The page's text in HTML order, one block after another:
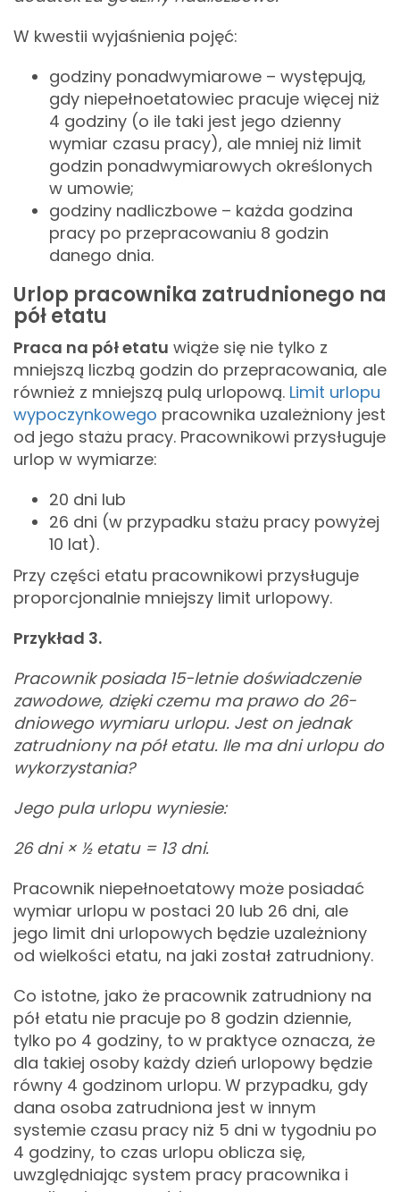
W kwestii wyjaśnienia pojęć:
godziny ponadwymiarowe – występują,
gdy niepełnoetatowiec pracuje więcej niż
4 godziny (o ile taki jest jego dzienny
wymiar czasu pracy), ale mniej niż limit
godzin ponadwymiarowych określonych
w umowie;
godziny nadliczbowe – każda godzina
pracy po przepracowaniu 8 godzin
danego dnia.
Urlop pracownika zatrudnionego na
pół etatu
Praca na pół etatu wiąże się nie tylko z
mniejszą liczbą godzin do przepracowania, ale
również z mniejszą pulą urlopową. Limit urlopu
wypoczynkowego pracownika uzależniony jest
od jego stażu pracy. Pracownikowi przysługuje
urlop w wymiarze:
20 dni lub
26 dni (w przypadku stażu pracy powyżej
10 lat).
Przy części etatu pracownikowi przysługuje
proporcjonalnie mniejszy limit urlopowy.
Przykład 3.
Pracownik posiada 15-letnie doświadczenie
zawodowe, dzięki czemu ma prawo do 26-
dniowego wymiaru urlopu. Jest on jednak
zatrudniony na pół etatu. Ile ma dni urlopu do
wykorzystania?
Jego pula urlopu wyniesie:
26 dni × ½ etatu = 13 dni.
Pracownik niepełnoetatowy może posiadać
wymiar urlopu w postaci 20 lub 26 dni, ale
jego limit dni urlopowych będzie uzależniony
od wielkości etatu, na jaki został zatrudniony.
Co istotne, jako że pracownik zatrudniony na
pół etatu nie pracuje po 8 godzin dziennie,
tylko po 4 godziny, to w praktyce oznacza, że
dla takiej osoby każdy dzień urlopowy będzie
równy 4 godzinom urlopu. W przypadku, gdy
dana osoba zatrudniona jest w innym
systemie czasu pracy niż 5 dni w tygodniu po
4 godziny, to czas urlopu oblicza się,
uwzględniając system pracy pracownika i